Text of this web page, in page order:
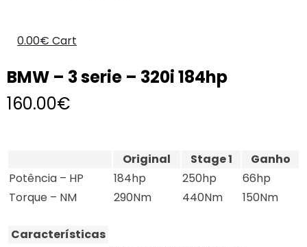
0.00€ Cart
BMW – 3 serie – 320i 184hp
160.00€
Original Stage 1
Ganho
Potência – HP
184hp 250hp
66hp
Torque – NM
290Nm 440Nm 150Nm
Características